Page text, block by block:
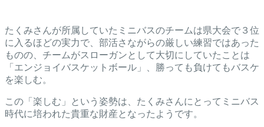
たくみさんが所属していたミニバスのチームは県大会で３位
に入るほどの実力で、部活さながらの厳しい練習ではあった
ものの、チームがスローガンとして大切にしていたことは
「エンジョイバスケットボール」、勝っても負けてもバスケ
を楽しむ。
この「楽しむ」という姿勢は、たくみさんにとってミニバス
時代に培われた貴重な財産となったようです。